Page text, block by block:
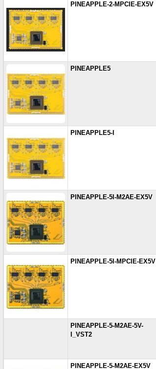
PINEAPPLE-2-MPCIE-EX5V
PINEAPPLE5
PINEAPPLE5-I
PINEAPPLE-5I-M2AE-EX5V
PINEAPPLE-5I-MPCIE-EX5V
PINEAPPLE-5-M2AE-5V-
I_VST2
PINEAPPLE-5-M2AE-EX5V